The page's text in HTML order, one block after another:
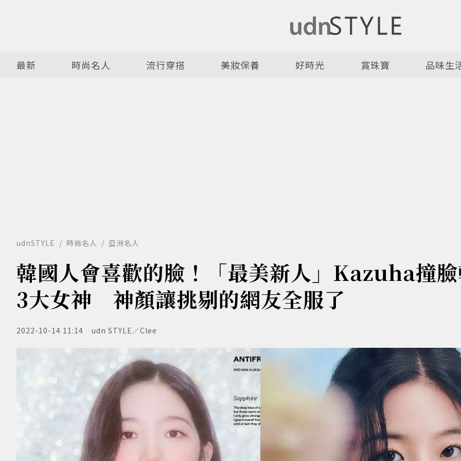
最新 時尚名人 流行穿搭 美妝保養 好時光 賞珠寶 品味生
udnSTYLE 時尚名人 亞洲名人
韓國人會喜歡的臉！「最美新人」Kazuha撞
3大女神 神顏讓挑剔的網友全服了
2022-10-14 11:14 udn STYLE／Clee